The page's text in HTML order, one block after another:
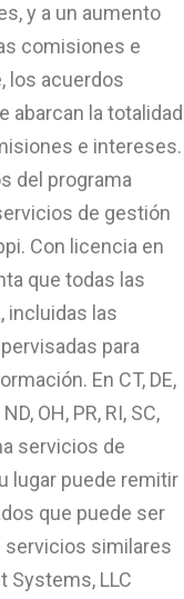
y a un aumento
comisiones e
los acuerdos
abarcan la totalidad
e intereses.
del programa
de gestión
Con licencia en
que todas las
incluidas las
para
En CT, DE,
OH, PR, RI, SC,
servicios de
lugar puede remitir
que puede ser
servicios similares
Systems, LLC